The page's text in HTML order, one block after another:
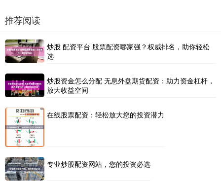
推荐阅读
炒股 配资平台 股票配资哪家强？权威排名，助你轻松
选
炒股资金怎么分配 无息外盘期货配资：助力资金杠杆，
放大收益空间
在线股票配资：轻松放大您的投资潜力
专业炒股配资网站，您的投资必选